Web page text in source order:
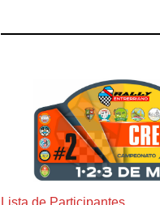
Lista de Participantes